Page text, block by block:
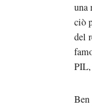
una
ciò
del
PIL,
Ben